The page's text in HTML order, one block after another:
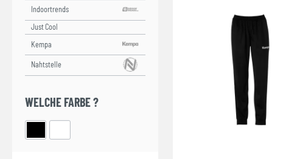
TANK TOPS
TASSEN
TRAININGSHOSEN
TRAININGSJACKEN
Just Cool
WELCHE FARBE ?